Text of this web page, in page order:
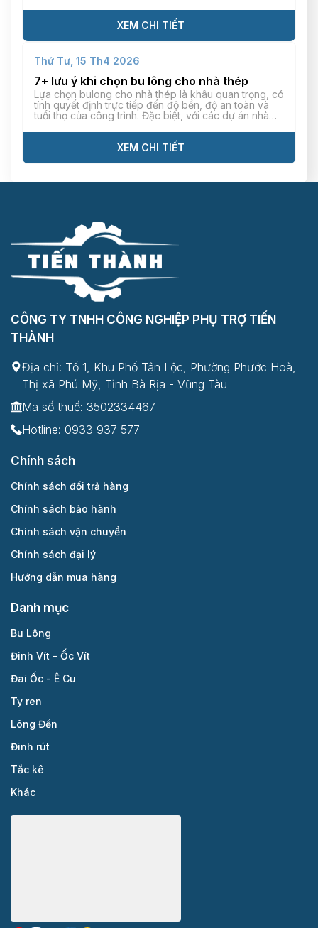
XEM CHI TIẾT
Thứ Tư, 15 Th4 2026
7+ lưu ý khi chọn bu lông cho nhà thép
Lựa chọn bulong cho nhà thép là khâu quan trọng, có
tính quyết định trực tiếp đến độ bền, độ an toàn và
tuổi thọ của công trình. Đặc biệt, với các dự án nhà
XEM CHI TIẾT
CÔNG TY TNHH CÔNG NGHIỆP PHỤ TRỢ TIẾN
THÀNH
Địa chỉ: Tổ 1, Khu Phố Tân Lộc, Phường Phước Hoà,
Thị xã Phú Mỹ, Tỉnh Bà Rịa - Vũng Tàu
Mã số thuế: 3502334467
Hotline: 0933 937 577
Chính sách
Chính sách đổi trả hàng
Chính sách bảo hành
Chính sách vận chuyển
Chính sách đại lý
Hướng dẫn mua hàng
Danh mục
Bu Lông
Đinh Vít - Ốc Vít
Đai Ốc - Ê Cu
Ty ren
Lông Đền
Đinh rút
Tắc kê
Khác